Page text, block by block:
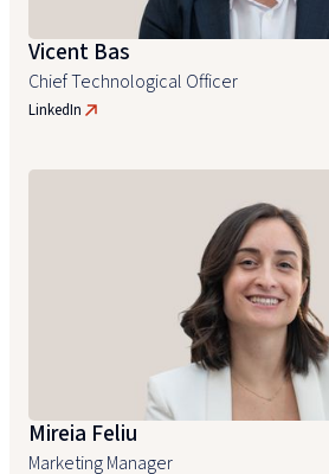
Vicent Bas
Chief Technological Officer
LinkedIn
Mireia Feliu
Marketing Manager